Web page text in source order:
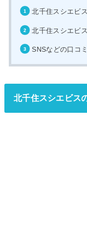
北千住スシエビ
北千住スシエビ
SNSなどの口コミ
北千住スシエビス